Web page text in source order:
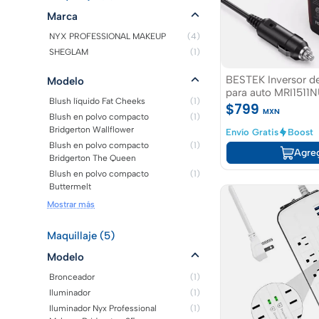
Marca
NYX PROFESSIONAL MAKEUP
(4)
SHEGLAM
(1)
Modelo
Blush líquido Fat Cheeks
(1)
Blush en polvo compacto
Bridgerton Wallflower
(1)
Blush en polvo compacto
Bridgerton The Queen
(1)
Blush en polvo compacto
Buttermelt
(1)
Mostrar más
Maquillaje (5)
Modelo
Bronceador
(1)
Iluminador
(1)
Iluminador Nyx Professional
(1)
BESTEK Inversor
para auto
$799MXN
Envío Gratis
Boost